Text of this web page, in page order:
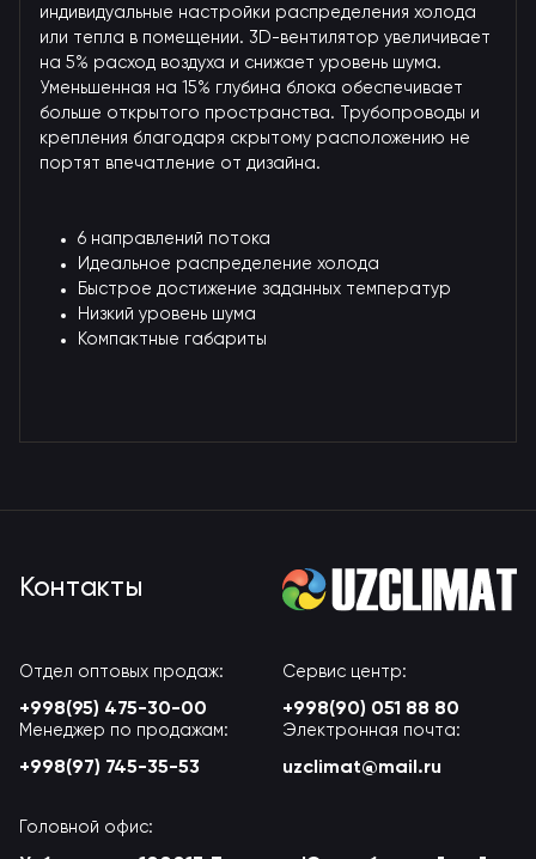
индивидуальные настройки распределения холода
или тепла в помещении. 3D-вентилятор увеличивает
на 5% расход воздуха и снижает уровень шума.
Уменьшенная на 15% глубина блока обеспечивает
больше открытого пространства. Трубопроводы и
крепления благодаря скрытому расположению не
портят впечатление от дизайна.
6 направлений потока
Идеальное распределение холода
Быстрое достижение заданных температур
Низкий уровень шума
Компактные габариты
Контакты
Отдел оптовых продаж:
+998(95) 475-30-00
Сервис центр:
+998(90) 051 88 80
Менеджер по продажам:
+998(97) 745-35-53
Электронная почта:
uzclimat@mail.ru
Головной офис: